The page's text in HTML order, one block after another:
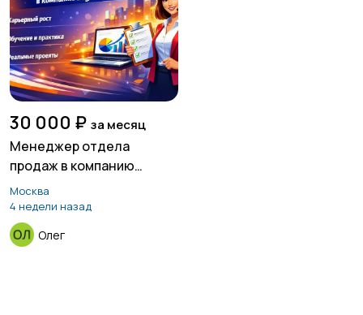
30 000 ₽ за месяц
Менеджер отдела
продаж в компанию
DigiCons
Москва
4 недели назад
Олег